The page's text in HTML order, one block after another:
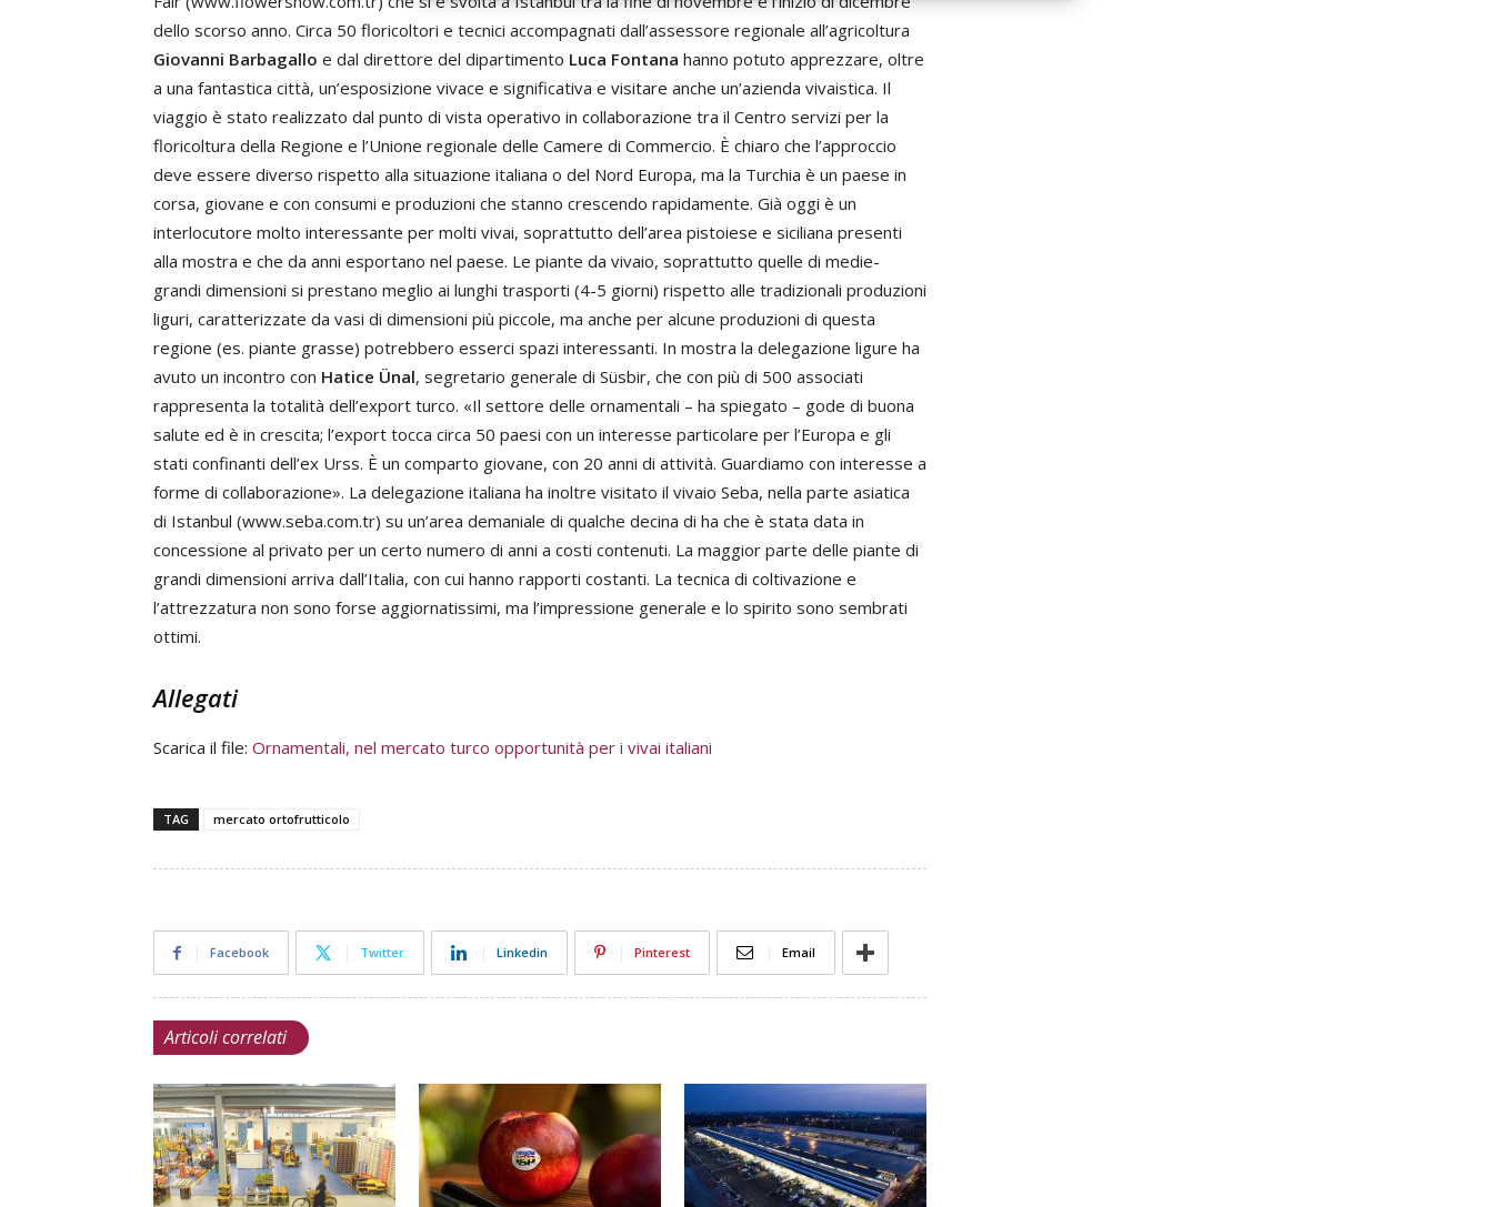
dello scorso anno. Circa 50 floricoltori e tecnici accompagnati dall’assessore regionale all’agricoltura
Giovanni Barbagallo e dal direttore del dipartimento Luca Fontana hanno potuto apprezzare, oltre
a una fantastica città, un’esposizione vivace e significativa e visitare anche un’azienda vivaistica. Il
viaggio è stato realizzato dal punto di vista operativo in collaborazione tra il Centro servizi per la
floricoltura della Regione e l’Unione regionale delle Camere di Commercio. È chiaro che l’approccio
deve essere diverso rispetto alla situazione italiana o del Nord Europa, ma la Turchia è un paese in
corsa, giovane e con consumi e produzioni che stanno crescendo rapidamente. Già oggi è un
interlocutore molto interessante per molti vivai, soprattutto dell’area pistoiese e siciliana presenti
alla mostra e che da anni esportano nel paese. Le piante da vivaio, soprattutto quelle di medie-
grandi dimensioni si prestano meglio ai lunghi trasporti (4-5 giorni) rispetto alle tradizionali produzioni
liguri, caratterizzate da vasi di dimensioni più piccole, ma anche per alcune produzioni di questa
regione (es. piante grasse) potrebbero esserci spazi interessanti. In mostra la delegazione ligure ha
avuto un incontro con Hatice Ünal, segretario generale di Süsbir, che con più di 500 associati
rappresenta la totalità dell’export turco. «Il settore delle ornamentali – ha spiegato – gode di buona
salute ed è in crescita; l’export tocca circa 50 paesi con un interesse particolare per l’Europa e gli
stati confinanti dell’ex Urss. È un comparto giovane, con 20 anni di attività. Guardiamo con interesse a
forme di collaborazione». La delegazione italiana ha inoltre visitato il vivaio Seba, nella parte asiatica
di Istanbul (www.seba.com.tr) su un’area demaniale di qualche decina di ha che è stata data in
concessione al privato per un certo numero di anni a costi contenuti. La maggior parte delle piante di
grandi dimensioni arriva dall’Italia, con cui hanno rapporti costanti. La tecnica di coltivazione e
l’attrezzatura non sono forse aggiornatissimi, ma l’impressione generale e lo spirito sono sembrati
ottimi.
Allegati
Scarica il file: Ornamentali, nel mercato turco opportunità per i vivai italiani
TAG mercato ortofrutticolo
Facebook Twitter Linkedin Pinterest Email
Articoli correlati